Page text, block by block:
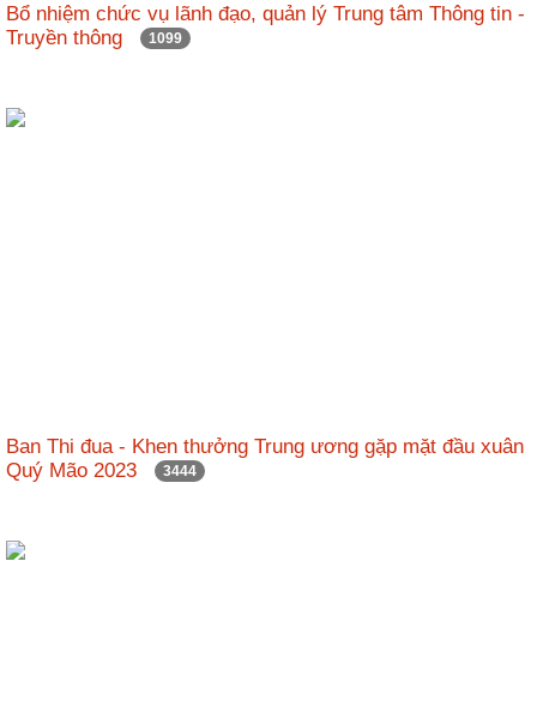
Bổ nhiệm chức vụ lãnh đạo, quản lý Trung tâm Thông tin -
Truyền thông
1099
Ban Thi đua - Khen thưởng Trung ương gặp mặt đầu xuân
Quý Mão 2023
3444